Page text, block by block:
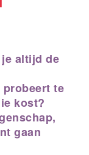
altijd de
te
kost?
gaan